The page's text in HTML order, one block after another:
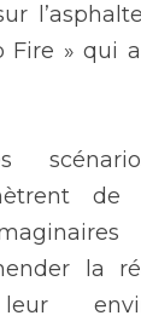
Fire » qui
la